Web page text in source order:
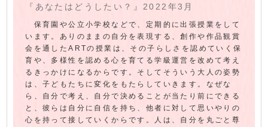
『あなたはどうしたい？』2022年3月
保育園や公立小学校などで、定期的に出張授業をして
います。ありのままの自分を表現する、創作や作品観賞
会を通したARTの授業は、その子らしさを認めていく保
育や、多様性を認める心を育てる学級運営を改めて考え
るきっかけになるからです。そしてそういう大人の姿勢
は、子どもたちに変化をもたらしていきます。なぜな
ら、自分で考え、自分で決めることが当たり前にできる
と、彼らは自分に自信を持ち、他者に対して思いやりの
心を持って接していくからです。人は、自分を丸ごと尊